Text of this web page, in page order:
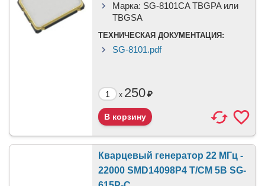
Марка: SG-8101CA TBGPA или
TBGSA
ТЕХНИЧЕСКАЯ ДОКУМЕНТАЦИЯ:
SG-8101.pdf
x 250₽
Кварцевый генератор 22 МГц -
22000 SMD14098P4 T/CM 5В SG-